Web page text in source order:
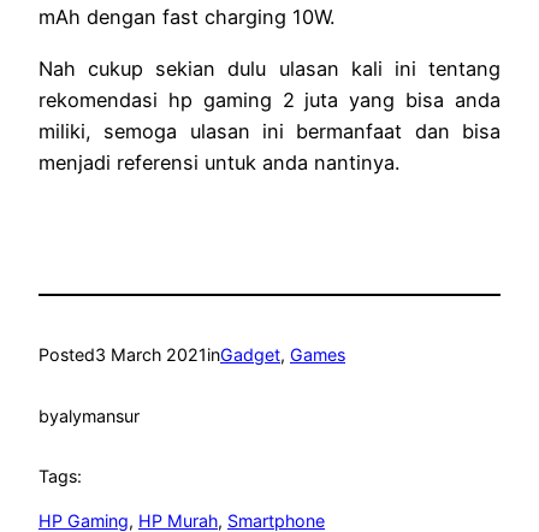
mAh dengan fast charging 10W.
Nah cukup sekian dulu ulasan kali ini tentang
rekomendasi hp gaming 2 juta yang bisa anda
miliki, semoga ulasan ini bermanfaat dan bisa
menjadi referensi untuk anda nantinya.
Posted3 March 2021inGadget, Games
byalymansur
Tags:
HP Gaming, HP Murah, Smartphone